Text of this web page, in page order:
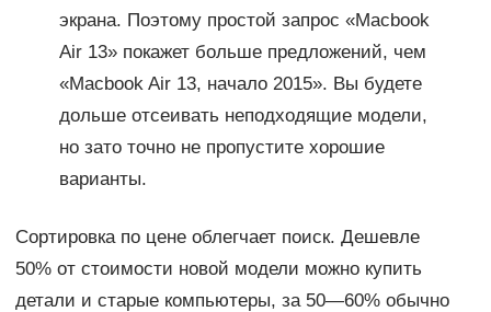
экрана. Поэтому простой запрос «Macbook
Air 13» покажет больше предложений, чем
«Macbook Air 13, начало 2015». Вы будете
дольше отсеивать неподходящие модели,
но зато точно не пропустите хорошие
варианты.
Сортировка по цене облегчает поиск. Дешевле
50% от стоимости новой модели можно купить
детали и старые компьютеры, за 50—60% обычно